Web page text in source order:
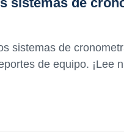
sistemas de
de equipo. ¡Lee